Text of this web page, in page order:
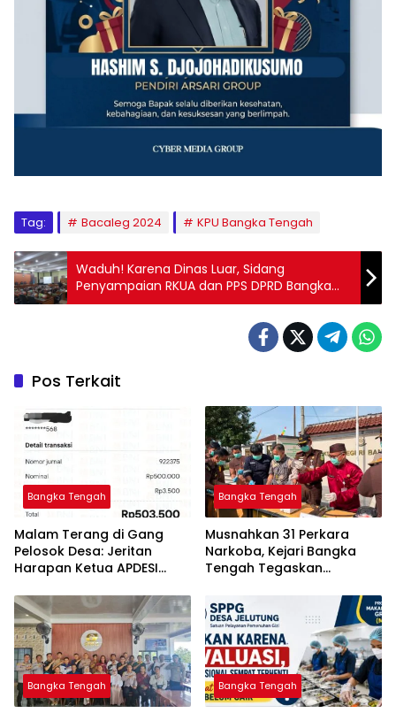
Tag: Bacaleg 2024 KPU Bangka Tengah
Waduh! Karena Dinas Luar, Sidang
Penyampaian RKUA dan PPS DPRD Bangka
Tengah Molor
Pos Terkait
Bangka Tengah
Malam Terang di Gang
Pelosok Desa: Jeritan
Harapan Ketua APDESI
Babel
Bangka Tengah
Musnahkan 31 Perkara
Narkoba, Kejari Bangka
Tengah Tegaskan
Kejahatan Hingga Tuntas
Bangka Tengah Bangka Tengah